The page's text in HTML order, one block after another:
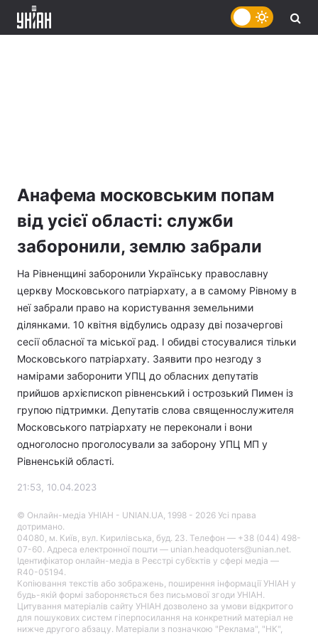
Анафема московським попам
від усієї області: служби
заборонили, землю забрали
На Рівненщині заборонили Українську православну
церкву Московського патріархату, а в самому Рівному в
неї забрали право на користування земельними
ділянками. 10 квітня відбулись одразу дві позачергові
сесії обласної та міської рад. І обидві стосувалися тільки
Московського патріархату. Заявити про незгоду з
намірами заборонити УПЦ до обласних депутатів
прийшов архієпископ рівненський і острозький Пимен із
групою підтримки. Депутатів слова священнослужителя
Московського патріархату не переконали і вони
одноголосно проголосували за заборону УПЦ МП у
Рівненській області.
21:53, 10.04.2023
© Онлайн-медіа УНІАН - UNIAN.UA, 1998 - 2026 Усі права
дотримано.
04080, м. Київ, вул. Кирилівська, буд. 23. Телефон — +38 (044) 498-
07-60. Адреса електронної пошти — unian.headquoters@unian.net.
Ідентифікатор онлайн-медіа в Реєстрі суб’єктів у сфері медіа —
R40-05194.
Копіювання текстів або зображень, поширення інформації УНІАН у
будь-якій формі забороняється без письмової згоди УНІАН.
Цитування матеріалів сайту УНІАН дозволено за умови відкритого
для пошукових систем гіперпосилання на конкретний матеріал не
нижче другого абзацу. Матеріали з позначкою "Реклама", "НК",